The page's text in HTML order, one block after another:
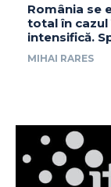
România se
total în
intensifică.
MIHAI RARES